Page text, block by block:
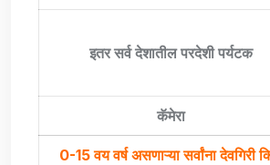
इतर सर्व देशातील परदेशी पर्यटक
कॅमेरा
0-15 वय वर्ष असणाऱ्या सर्वांना देवगिरी